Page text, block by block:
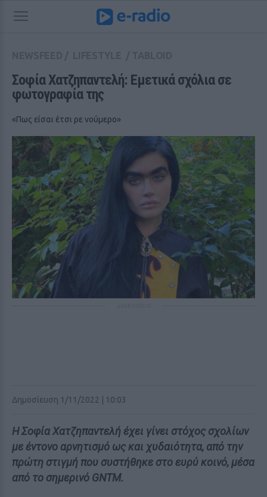
Σοφία Χατζηπαντελή: Εμετικά σχόλια σε
φωτογραφία της
«Πως είσαι έτσι ρε νούμερο»
Δημοσίευση 1/11/2022 | 10:03
Η Σοφία Χατζηπαντελή έχει γίνει στόχος σχολίων
με έντονο αρνητισμό ως και χυδαιότητα, από την
πρώτη στιγμή που συστήθηκε στο ευρύ κοινό, μέσα
από το σημερινό GNTM.